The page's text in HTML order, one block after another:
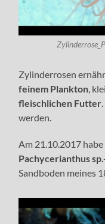
Zylinderrosen
feinem Plankton,
fleischlichen Futter
werden.
Am 21.10.2017
Pachycerianthus
Sandboden meines